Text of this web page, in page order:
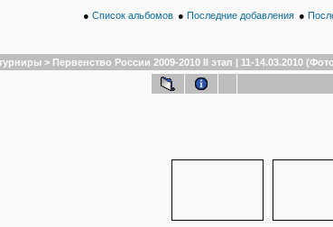
● Список альбомов ● Последние добавления ●
> Первенство России 2009-2010 II этап | 11-14.03.2010